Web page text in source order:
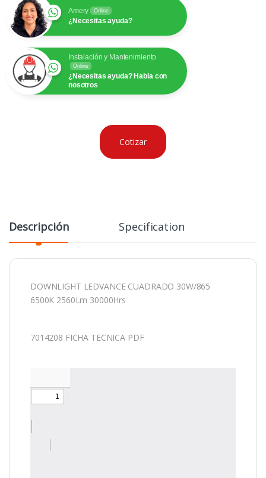
Amery Online
¿Necesitas ayuda?
Instalación y Mantenimiento
Online
¿Necesitas ayuda? Habla con
nosotros
Cotizar
Descripción Specification
DOWNLIGHT LEDVANCE CUADRADO 30W/865
6500K 2560Lm 30000Hrs
7014208 FICHA TECNICA PDF